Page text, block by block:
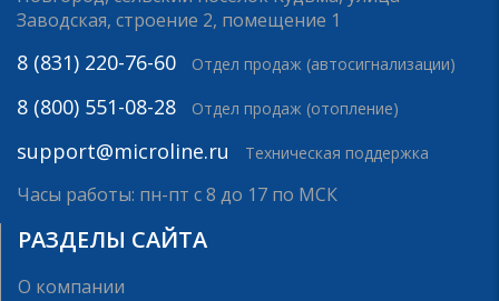
Заводская, строение 2, помещение 1
8 (831) 220-76-60 Отдел продаж (автосигнализации)
8 (800) 551-08-28 Отдел продаж (отопление)
support@microline.ru Техническая поддержка
Часы работы: пн-пт с 8 до 17 по МСК
РАЗДЕЛЫ САЙТА
О компании